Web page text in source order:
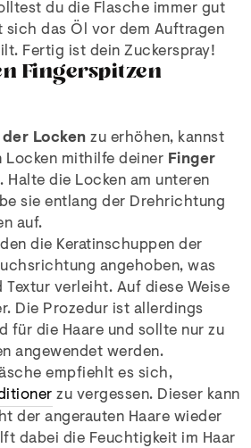
du die Flasche immer gut
sich das Öl vor dem Auftragen
Fertig ist dein Zuckerspray!
Fingerspitzen
Locken zu erhöhen, kannst
Locken mithilfe deiner Finger
. Halte die Locken am unteren
sie entlang der Drehrichtung
auf.
die Keratinschuppen der
angehoben, was
Textur verleiht. Auf diese Weise
Die Prozedur ist allerdings
für die Haare und sollte nur zu
angewendet werden.
empfiehlt es sich,
zu vergessen. Dieser kann
der angerauten Haare wieder
dabei die Feuchtigkeit im Haar